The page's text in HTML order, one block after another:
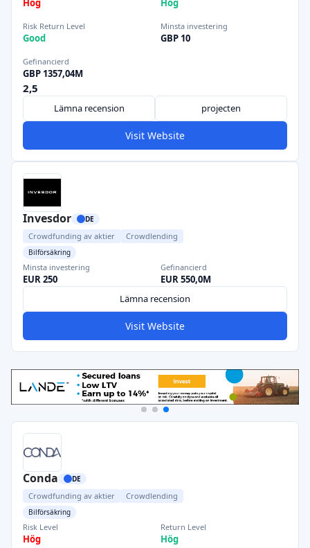
Hög Hög
Risk Return Level
Good
Minsta investering
GBP 10
Gefinancierd
GBP 1357,04M
2,5
Lämna recension projecten
Visit Website
Invesdor DE
Crowdfunding av aktier Crowdlending
Bilförsäkring
Minsta investering
EUR 250
Gefinancierd
EUR 550,0M
Lämna recension
Visit Website
Conda DE
Crowdfunding av aktier Crowdlending
Bilförsäkring
Risk Level
Hög
Return Level
Hög